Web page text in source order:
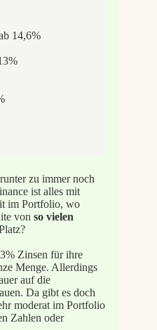
14,6%
zu immer noch
ist alles mit
im Portfolio, wo
von so vielen
Zinsen für ihre
Menge. Allerdings
auf die
Da gibt es doch
moderat im Portfolio
Zahlen oder